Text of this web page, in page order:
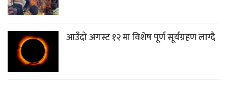
आउँदो अगस्ट १२ मा विशेष पूर्ण सूर्यग्रहण लाग्दै